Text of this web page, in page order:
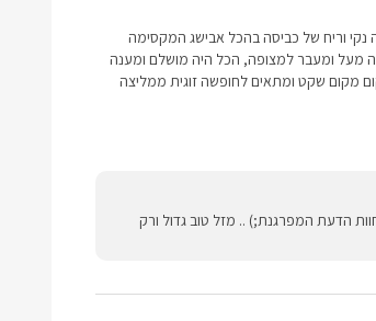
וריח של כביסה בהכל אבישג המקסימה
מעל ומעבר למצופה, הכל היה מושלם ומענה
מקום שקט ומתאים לחופשה זוגית ממליצה
הדעת המפרגנת;) .. מזל טוב גדול ורק